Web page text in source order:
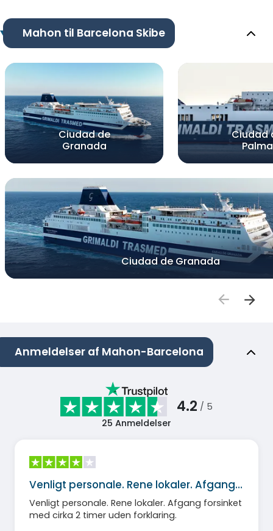
Mahon til Barcelona Skibe
Ciudad de
Granada
Ciudad
Palma
Ciudad de Granada
Anmeldelser af Mahon-Barcelona
4.2 / 5
25 Anmeldelser
Venligt personale. Rene lokaler. Afgang…
Venligt personale. Rene lokaler. Afgang forsinket
med cirka 2 timer uden forklaring.